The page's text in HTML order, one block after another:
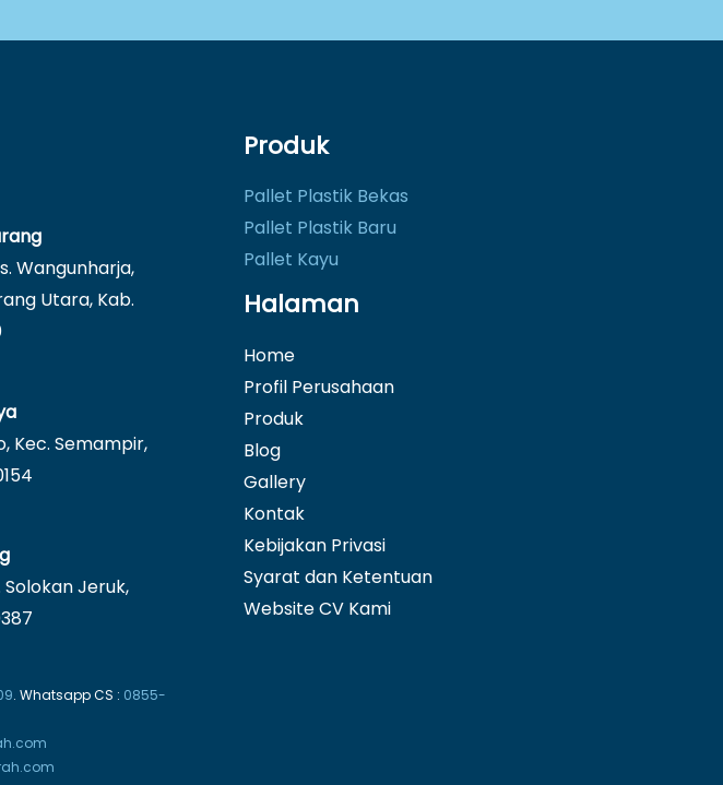
Wangunharja,
Utara, Kab.
Kec. Semampir,
Jeruk,
. Whatsapp CS : 0855-
Produk
Pallet Plastik Bekas
Pallet Plastik Baru
Pallet Kayu
Halaman
Home
Profil Perusahaan
Produk
Blog
Gallery
Kontak
Kebijakan Privasi
Syarat dan Ketentuan
Website CV Kami